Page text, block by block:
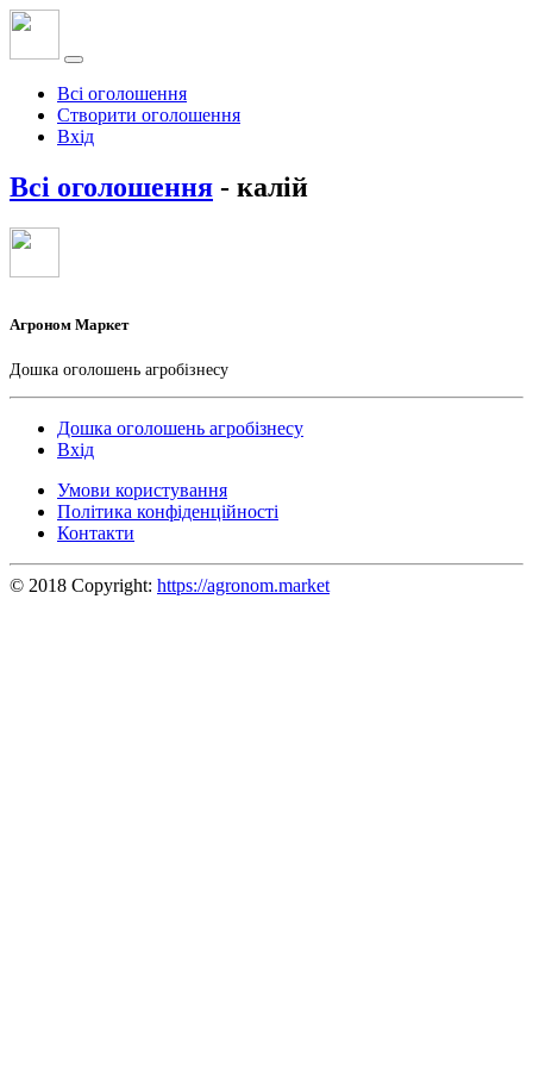
Всі оголошення
Створити оголошення
Вхід
Всі оголошення - калій
Агроном Маркет
Дошка оголошень агробізнесу
Дошка оголошень агробізнесу
Вхід
Умови користування
Політика конфіденційності
Контакти
© 2018 Copyright: https://agronom.market